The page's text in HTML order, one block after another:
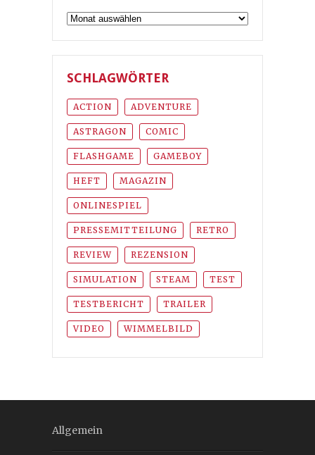
Archiv
SCHLAGWÖRTER
ACTION ADVENTURE
ASTRAGON COMIC
FLASHGAME GAMEBOY
HEFT MAGAZIN
ONLINESPIEL
PRESSEMITTEILUNG RETRO
REVIEW REZENSION
SIMULATION STEAM TEST
TESTBERICHT TRAILER
VIDEO WIMMELBILD
Allgemein